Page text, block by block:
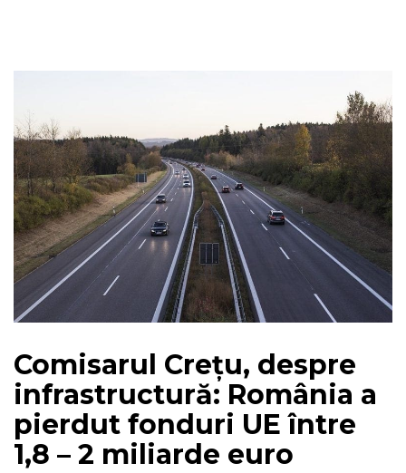
Comisarul Crețu, despre
infrastructură: România a
pierdut fonduri UE între
1,8 – 2 miliarde euro